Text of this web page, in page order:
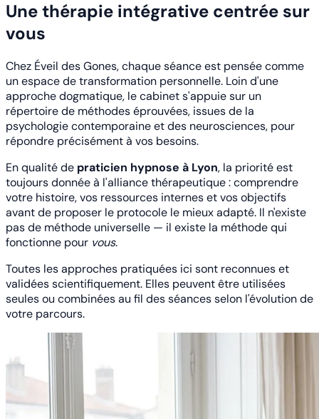
Une thérapie intégrative centrée sur
vous
Chez Éveil des Gones, chaque séance est pensée comme
un espace de transformation personnelle. Loin d'une
approche dogmatique, le cabinet s'appuie sur un
répertoire de méthodes éprouvées, issues de la
psychologie contemporaine et des neurosciences, pour
répondre précisément à vos besoins.
En qualité de praticien hypnose à Lyon, la priorité est
toujours donnée à l'alliance thérapeutique : comprendre
votre histoire, vos ressources internes et vos objectifs
avant de proposer le protocole le mieux adapté. Il n'existe
pas de méthode universelle — il existe la méthode qui
fonctionne pour vous.
Toutes les approches pratiquées ici sont reconnues et
validées scientifiquement. Elles peuvent être utilisées
seules ou combinées au fil des séances selon l'évolution de
votre parcours.